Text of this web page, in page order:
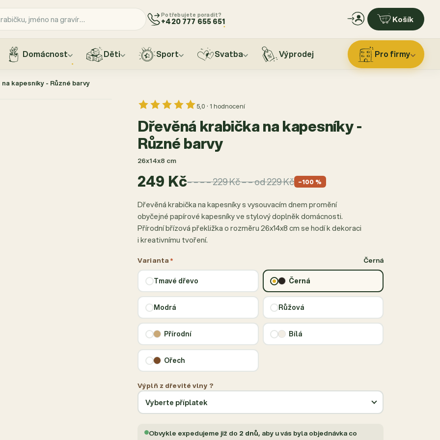
Potřebujete poradit?
+420 777 655 651 Košík
Domácnost Děti Sport Svatba Výprodej Pro firmy
kapesníky - Různé barvy
5,0 · 1 hodnocení
Dřevěná krabička na kapesníky -
Různé barvy
26x14x8 cm
249 Kč– – – – 229 Kč – – od 229 Kč −100 %
Dřevěná krabička na kapesníky s vysouvacím dnem promění
obyčejné papírové kapesníky ve stylový doplněk domácnosti.
Přírodní břízová překližka o rozměru 26x14x8 cm se hodí k dekoraci
i kreativnímu tvoření.
Varianta* Černá
Tmavé dřevo Černá
Modrá Růžová
Přírodní Bílá
Ořech
Výplň z dřevité vlny ?
Obvykle expedujeme již do 2 dnů, aby u vás byla objednávka co